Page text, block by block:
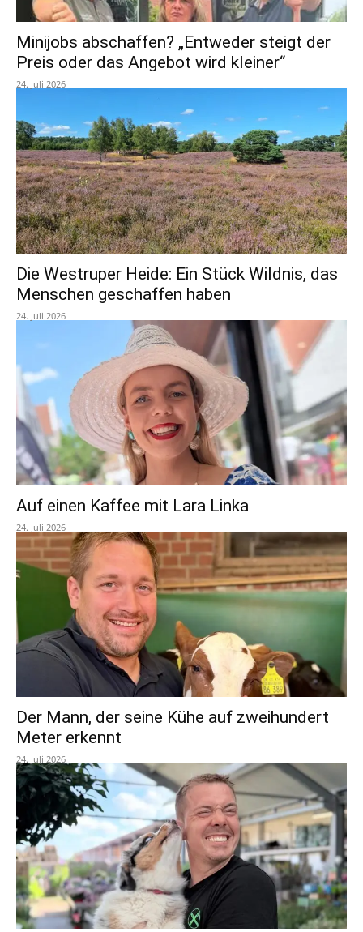
Minijobs abschaffen? „Entweder steigt der
Preis oder das Angebot wird kleiner“
24. Juli 2026
Die Westruper Heide: Ein Stück Wildnis, das
Menschen geschaffen haben
24. Juli 2026
Auf einen Kaffee mit Lara Linka
24. Juli 2026
Der Mann, der seine Kühe auf zweihundert
Meter erkennt
24. Juli 2026